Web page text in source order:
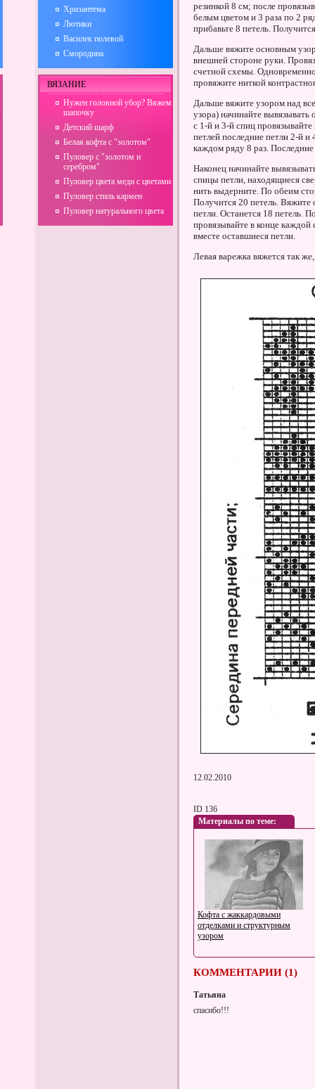
резинкой 8 см; после
белым цветом и 3 раза по 2
прибавьте 8 петель.
Дальше вяжите основным
внешней стороне руки.
счетной схемы.
провяжите ниткой
Дальше вяжите узором над
узора) начинайте
с 1-й и 3-й спиц
петлей последние петли 2-й
каждом ряду 8 раз.
Наконец начинайте
спицы петли, находящиеся
нить выдерните. По обеим
Получится 20 петель.
петли. Останется 18 петель.
провязывайте в конце
вместе оставшиеся петли.
Левая варежка вяжется так
12.02.2010
ID 136
Материалы по теме:
Кофта с жаккардовыми
отделками и структурным
узором
КОММЕНТАРИИ (1)
Татьяна
спасибо!!!
Хризантема
Лютики
Василек полевой
Смородина
ВЯЗАНИЕ
Нужен головной убор? Вяжем
шапочку
Детский шарф
Белая кофта с "золотом"
Пуловер с "золотом и
серебром"
Пуловер цвета меди с цветами
Пуловер стиль кармен
Пуловер натурального цвета